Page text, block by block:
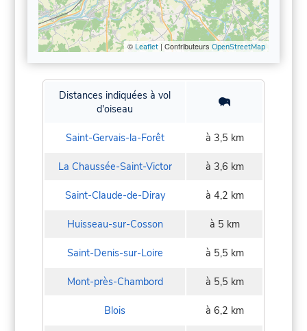
© Leaflet| Contributeurs OpenStreetMap
Distances indiquées à vol
d'oiseau
Saint-Gervais-la-Forêt à 3,5 km
La Chaussée-Saint-Victor à 3,6 km
Saint-Claude-de-Diray à 4,2 km
Huisseau-sur-Cosson à 5 km
Saint-Denis-sur-Loire à 5,5 km
Mont-près-Chambord à 5,5 km
Blois à 6,2 km